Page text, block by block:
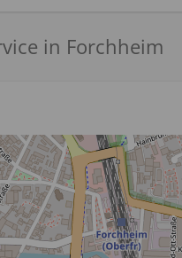
in Forchheim